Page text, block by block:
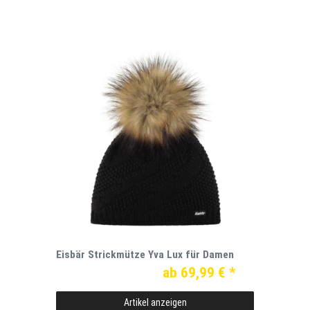
Eisbär Strickmütze Yva Lux für Damen
ab 69,99 € *
Artikel anzeigen